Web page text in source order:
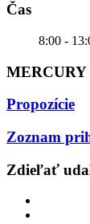
Čas
8:00 -
MERCURY
Propozície
Zoznam
Zdieľať